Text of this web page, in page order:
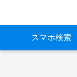
スマホ検索